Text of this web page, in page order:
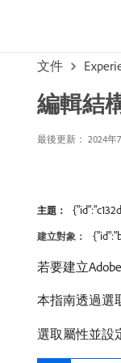
文件
編輯結
最後更新： 2024年
主題：
建立對象：
若要建立
本指南透過選
選取屬性並設